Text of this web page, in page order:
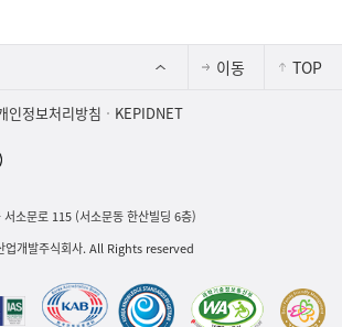
인정보처리방침 KEPIDNET
이동 TOP
소문로 115 (서소문동 한산빌딩 6층)
업개발주식회사. All Rights reserved